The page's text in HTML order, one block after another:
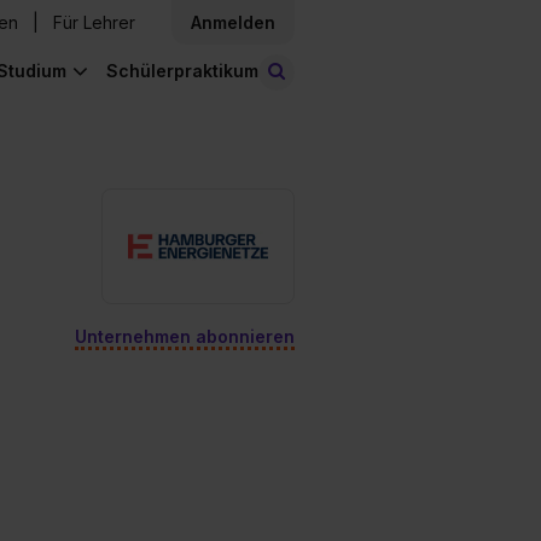
Für Lehrer Anmelden
Schülerpraktikum
Unternehmen abonnieren